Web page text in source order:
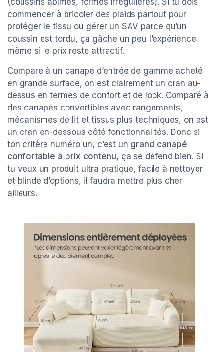
(coussins abîmés, formes irrégulières). Si tu dois
commencer à bricoler des plaids partout pour
protéger le tissu ou gérer un SAV parce qu’un
coussin est tordu, ça gâche un peu l’expérience,
même si le prix reste attractif.
Comparé à un canapé d’entrée de gamme acheté
en grande surface, on est clairement un cran au-
dessus en termes de confort et de look. Comparé à
des canapés convertibles avec rangements,
mécanismes de lit et tissus plus techniques, on est
un cran en-dessous côté fonctionnalités. Donc si
ton critère numéro un, c’est un grand canapé
confortable à prix contenu, ça se défend bien. Si
tu veux un produit ultra pratique, facile à nettoyer
et blindé d’options, il faudra mettre plus cher
ailleurs.